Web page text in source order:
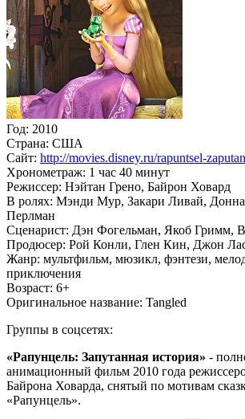
Год: 2010
Страна: США
Сайт: http://movies.disney.ru/rapuntsel-
Хронометраж: 1 час 40 минут
Режиссер: Нэйтан Грено, Байрон Ховард
В ролях: Мэнди Мур, Закари Ливай,
Перлман
Сценарист: Дэн Фогельман, Якоб Гримм,
Продюсер: Рой Конли, Глен Кин, Джон
Жанр: мультфильм, мюзикл, фэнтези,
приключения
Возраст: 6+
Оригинальное название: Tangled
Группы в соцсетях:
«Рапунцель: Запутанная история» -
анимационный фильм 2010 года
Байрона Ховарда, снятый по мотивам
«Рапунцель».